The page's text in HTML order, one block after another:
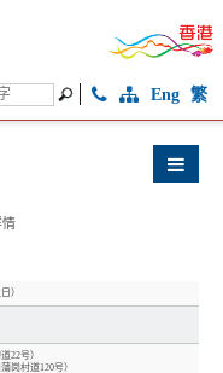
Eng 繁
情
）
22号）
岗村道120号）